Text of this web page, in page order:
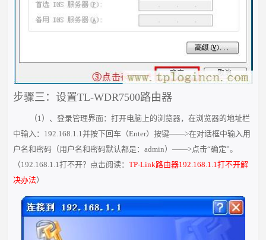
步骤三：设置TL-WDR7500路由器
（1）、登录管理界面：打开电脑上的浏览器，在浏览器的地址栏
中输入：192.168.1.1并按下回车（Enter）按键——>在对话框中输入用
户名和密码（用户名和密码默认都是：admin）——>点击“确定”。
（192.168.1.1打不开？点击阅读：TP-Link路由器192.168.1.1打不开解
决办法）